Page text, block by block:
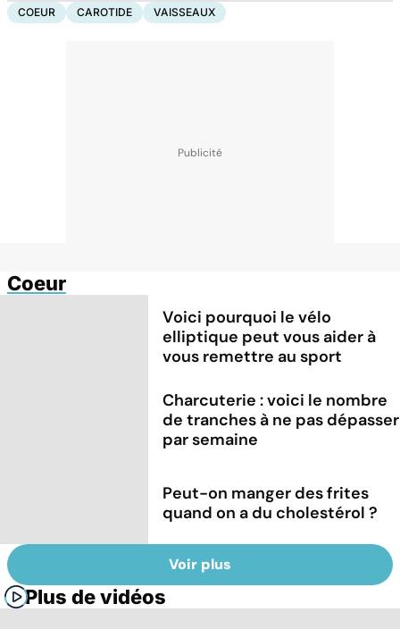
COEUR CAROTIDE VAISSEAUX
Coeur
Voici pourquoi le vélo
elliptique peut vous aider à
vous remettre au sport
Charcuterie : voici le nombre
de tranches à ne pas dépasser
par semaine
Peut-on manger des frites
quand on a du cholestérol ?
Voir plus
Plus de vidéos